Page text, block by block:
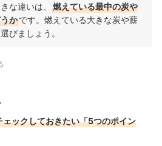
な違いは、
燃えている最中の炭や
かです。燃えている大きな炭や薪
びましょう。
ックしておきたい「5つのポイン